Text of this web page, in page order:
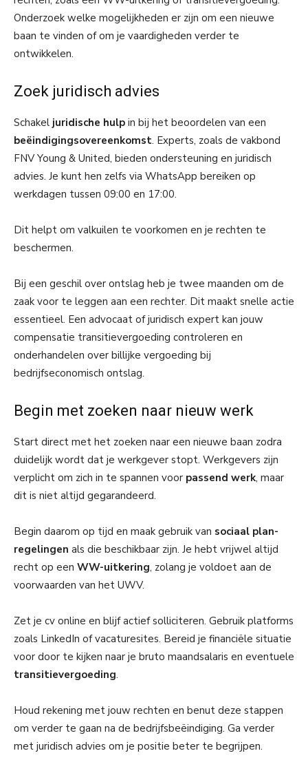
Onderzoek welke mogelijkheden er zijn om een nieuwe
baan te vinden of om je vaardigheden verder te
ontwikkelen.
Zoek juridisch advies
Schakel juridische hulp in bij het beoordelen van een
beëindigingsovereenkomst. Experts, zoals de vakbond
FNV Young & United, bieden ondersteuning en juridisch
advies. Je kunt hen zelfs via WhatsApp bereiken op
werkdagen tussen 09:00 en 17:00.
Dit helpt om valkuilen te voorkomen en je rechten te
beschermen.
Bij een geschil over ontslag heb je twee maanden om de
zaak voor te leggen aan een rechter. Dit maakt snelle actie
essentieel. Een advocaat of juridisch expert kan jouw
compensatie transitievergoeding controleren en
onderhandelen over billijke vergoeding bij
bedrijfseconomisch ontslag.
Begin met zoeken naar nieuw werk
Start direct met het zoeken naar een nieuwe baan zodra
duidelijk wordt dat je werkgever stopt. Werkgevers zijn
verplicht om zich in te spannen voor passend werk, maar
dit is niet altijd gegarandeerd.
Begin daarom op tijd en maak gebruik van sociaal plan-
regelingen als die beschikbaar zijn. Je hebt vrijwel altijd
recht op een WW-uitkering, zolang je voldoet aan de
voorwaarden van het UWV.
Zet je cv online en blijf actief solliciteren. Gebruik platforms
zoals LinkedIn of vacaturesites. Bereid je financiële situatie
voor door te kijken naar je bruto maandsalaris en eventuele
transitievergoeding.
Houd rekening met jouw rechten en benut deze stappen
om verder te gaan na de bedrijfsbeëindiging. Ga verder
met juridisch advies om je positie beter te begrijpen.